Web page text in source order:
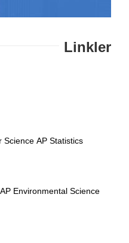
Linkler
Science AP Statistics
AP Environmental Science